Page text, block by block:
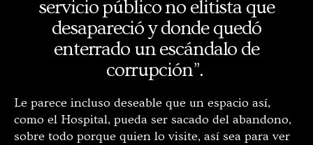
servicio público no elitista que
desapareció y donde quedó
enterrado un escándalo de
corrupción”.
Le parece incluso deseable que un espacio así,
como el Hospital, pueda ser sacado del abandono,
sobre todo porque quien lo visite, así sea para ver